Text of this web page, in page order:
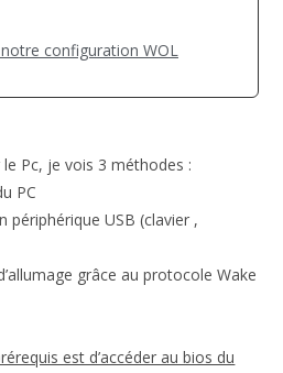
configuration WOL
Pc, je vois 3 méthodes :
PC
périphérique USB (clavier ,
grâce au protocole Wake
est d’accéder au bios du